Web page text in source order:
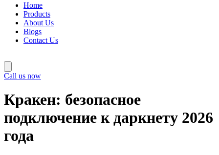
Home
Products
About Us
Blogs
Contact Us
Call us now
Кракен: безопасное
подключение к даркнету 2026
года